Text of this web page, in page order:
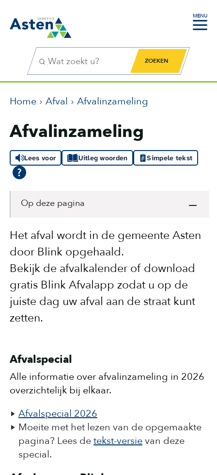
MENU
Zoekfunctie Zoekknop
Home Afval Afvalinzameling
Afvalinzameling
Lees voor Uitleg woorden Simpele tekst
Het afval wordt in de gemeente Asten
door Blink opgehaald.
Bekijk de afvalkalender of download
gratis Blink Afvalapp zodat u op de
juiste dag uw afval aan de straat kunt
zetten.
Afvalspecial
Alle informatie over afvalinzameling in 2026
overzichtelijk bij elkaar.
Afvalspecial 2026
Moeite met het lezen van de opgemaakte
pagina? Lees detekst-versievan deze
special.
Op deze pagina